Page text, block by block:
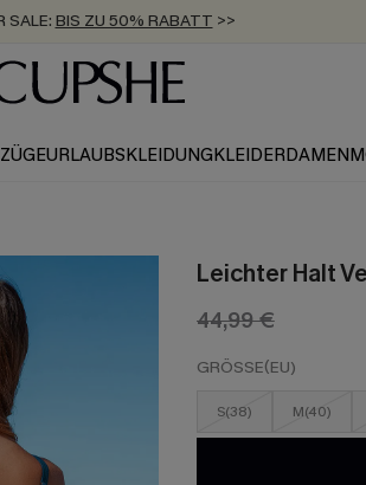
SALE: BIS ZU 50% RABATT >>
BIS ZU -20% EXTRA ERHALTEN
VERSAND AB 89 €
URLAUBSKLEIDUNGKLEIDER
Leichter Halt
44,99 €
GRÖSSE(EU)
S(38) M(40)